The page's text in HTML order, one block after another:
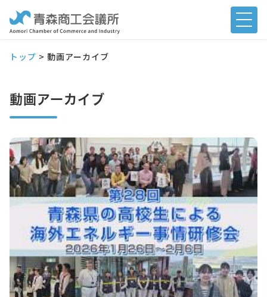
トップ > 動画アーカイブ
動画アーカイブ